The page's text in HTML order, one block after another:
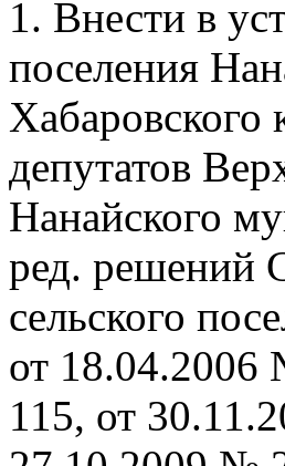
1. Внести в
поселения
Хабаровского
депутатов
Нанайского
ред. решений
сельского
от
115, от